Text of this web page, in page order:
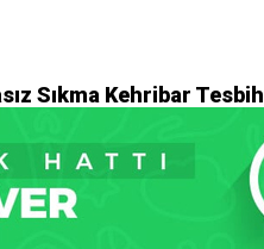
Sıkma Kehribar Tesbih